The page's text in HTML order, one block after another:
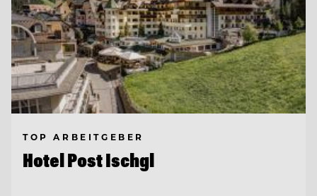
TOP ARBEITGEBER
Hotel Post Ischgl